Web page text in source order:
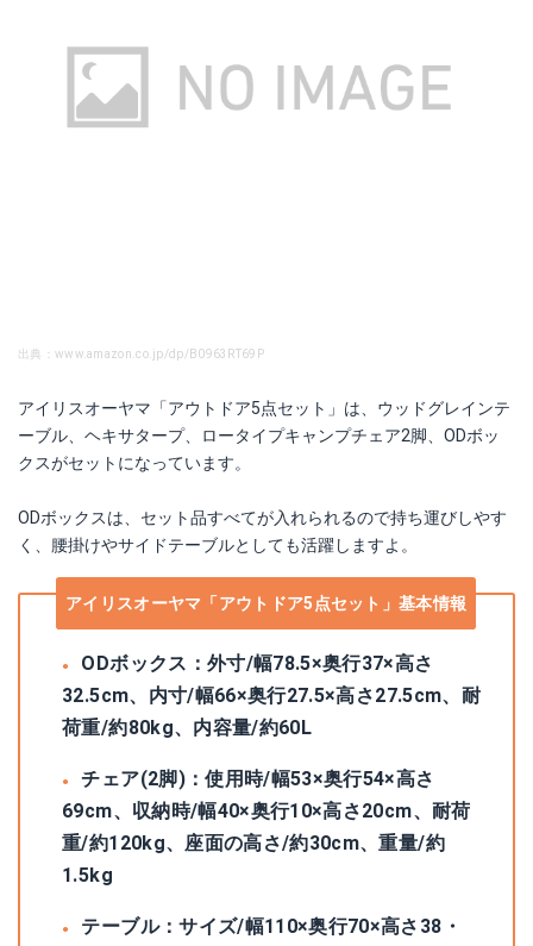
出典：www.amazon.co.jp/dp/B0963RT69P
アイリスオーヤマ「アウトドア5点セット」は、ウッドグレインテ
ーブル、ヘキサタープ、ロータイプキャンプチェア2脚、ODボッ
クスがセットになっています。
ODボックスは、セット品すべてが入れられるので持ち運びしやす
く、腰掛けやサイドテーブルとしても活躍しますよ。
アイリスオーヤマ「アウトドア5点セット」基本情報
ODボックス：外寸/幅78.5×奥行37×高さ
32.5cm、内寸/幅66×奥行27.5×高さ27.5cm、耐
荷重/約80kg、内容量/約60L
チェア(2脚)：使用時/幅53×奥行54×高さ
69cm、収納時/幅40×奥行10×高さ20cm、耐荷
重/約120kg、座面の高さ/約30cm、重量/約
1.5kg
テーブル：サイズ/幅110×奥行70×高さ38・